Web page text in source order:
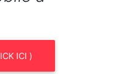
ICI )